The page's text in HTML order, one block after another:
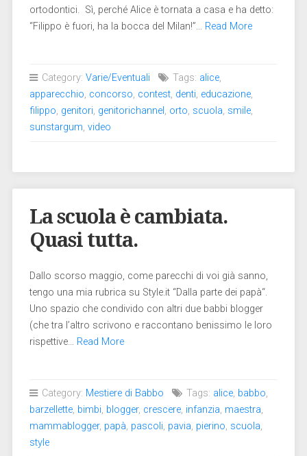
ortodontici. Sì, perché Alice è tornata a casa e ha detto:
“Filippo è fuori, ha la bocca del Milan!”… Read More
Category: Varie/Eventuali Tags: alice,
apparecchio, concorso, contest, denti, educazione,
filippo, genitori, genitorichannel , orto, scuola, smile,
sunstargum, video
La scuola è cambiata.
Quasi tutta.
Dallo scorso maggio, come parecchi di voi già sanno,
tengo una mia rubrica su Style.it “Dalla parte dei papà“.
Uno spazio che condivido con altri due babbi blogger
(che tra l’altro scrivono e raccontano benissimo le loro
rispettive… Read More
Category: Mestiere di Babbo Tags: alice, babbo,
barzellette, bimbi, blogger, crescere, infanzia, maestra,
mammablogger, papà, pascoli, pavia, pierino, scuola,
style